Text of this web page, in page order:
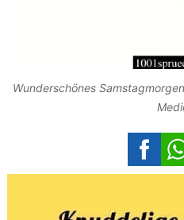
Wunderschönes